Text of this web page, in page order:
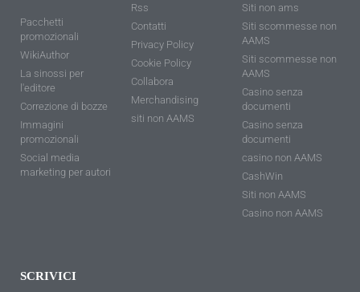
Pacchetti
promozionali
WikiAuthor
La sinossi per
l'editore
Correzione di bozze
Immagini
promozionali
Social media
marketing per autori
Rss
Contatti
Privacy Policy
Cookie Policy
Collabora
Merchandising
siti non AAMS
Siti non ams
Siti scommesse non
AAMS
Siti scommesse non
AAMS
Casino senza
documenti
Casino senza
documenti
casino non AAMS
CashWin
Siti non AAMS
Casino non AAMS
SCRIVICI